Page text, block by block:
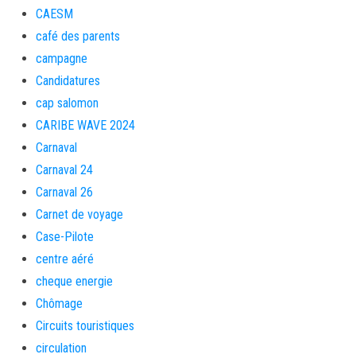
CAESM
café des parents
campagne
Candidatures
cap salomon
CARIBE WAVE 2024
Carnaval
Carnaval 24
Carnaval 26
Carnet de voyage
Case-Pilote
centre aéré
cheque energie
Chômage
Circuits touristiques
circulation